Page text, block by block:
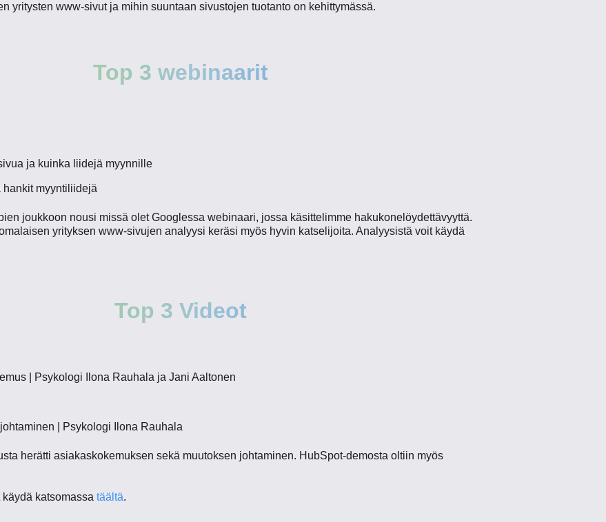
yritysten www-sivut ja mihin suuntaan sivustojen tuotanto on kehittymässä.
Top 3 webinaarit
ja kuinka liidejä myynnille
hankit myyntiliidejä
joukkoon nousi missä olet Googlessa webinaari, jossa käsittelimme hakukonelöydettävyyttä.
yrityksen www-sivujen analyysi keräsi myös hyvin katselijoita. Analyysistä voit käydä
Top 3 Videot
| Psykologi Ilona Rauhala ja Jani Aaltonen
| Psykologi Ilona Rauhala
herätti asiakaskokemuksen sekä muutoksen johtaminen. HubSpot-demosta oltiin myös
katsomassa täältä.